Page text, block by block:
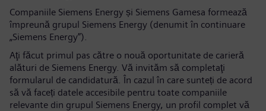
Companiile Siemens Energy și Siemens Gamesa formează
împreună grupul Siemens Energy (denumit în continuare
„Siemens Energy”).
Aţi făcut primul pas către o nouă oportunitate de carieră
alături de Siemens Energy. Vă invităm să completaţi
formularul de candidatură. În cazul în care sunteți de acord
să vă faceți datele accesibile pentru toate companiile
relevante din grupul Siemens Energy, un profil complet vă